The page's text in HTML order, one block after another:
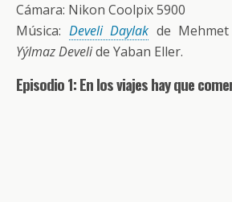
Cámara: Nikon Coolpix 5900
Música: Develi Daylak de
Yýlmaz Develide Yaban Eller.
Episodio 1: En los viajes hay que